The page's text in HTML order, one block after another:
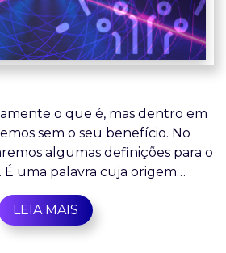
o que é, mas dentro em
sem o seu benefício. No
algumas definições para o
uma palavra cuja origem…
LEIA MAIS